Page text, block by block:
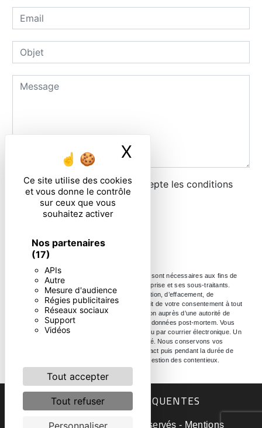
Ce site utilise des cookies
et vous donne le contrôle
sur ceux que vous
souhaitez activer
Nos partenaires
(17)
APIs
Autre
Mesure d'audience
Régies publicitaires
Réseaux sociaux
Support
Vidéos
Tout accepter
Tout refuser
Personnaliser
X
En cochant cette case, j'accepte les conditions
particulières ci-dessous **
** Les données personnelles communiquées sont nécessaires aux fins de
vous contacter. Elles sont destinées à l'entreprise et ses sous-traitants.
Vous disposez de droits d’accès, de rectification, d’effacement, de
portabilité, de limitation, d’opposition, de retrait de votre consentement à tout
moment et du droit d’introduire une réclamation auprès d’une autorité de
contrôle, ainsi que d’organiser le sort de vos données post-mortem. Vous
pouvez exercer ces droits par voie postale ou par courrier électronique. Un
justificatif d'identité pourra vous être demandé. Nous conservons vos
données pendant la période de prise de contact puis pendant la durée de
prescription légale aux fins probatoire et de gestion des contentieux.
RECHERCHES FRÉQUENTES
Vistalid- 2026 - Tous droits réservés - Mentions